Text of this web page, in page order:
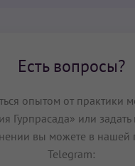
Есть вопросы?
опытом от практики
Гурпрасада» или
вы можете в нашей
Telegram: